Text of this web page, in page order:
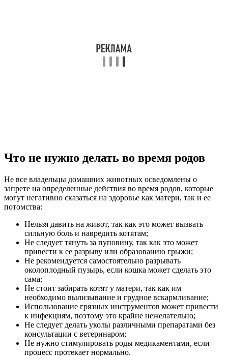
Что не нужно делать во время родов
Не все владельцы домашних животных осведомлены о
запрете на определенные действия во время родов, которые
могут негативно сказаться на здоровье как матери, так и ее
потомства:
Нельзя давить на живот, так как это может вызвать
сильную боль и навредить котятам;
Не следует тянуть за пуповину, так как это может
привести к ее разрыву или образованию грыжи;
Не рекомендуется самостоятельно разрывать
околоплодный пузырь, если кошка может сделать это
сама;
Не стоит забирать котят у матери, так как им
необходимо вылизывание и грудное вскармливание;
Использование грязных инструментов может привести
к инфекциям, поэтому это крайне нежелательно;
Не следует делать уколы различными препаратами без
консультации с ветеринаром;
Не нужно стимулировать роды медикаментами, если
процесс протекает нормально.